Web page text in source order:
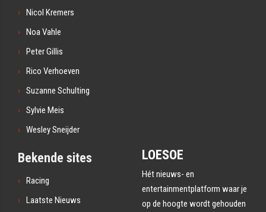
Nicol Kremers
Noa Vahle
Peter Gillis
Rico Verhoeven
Suzanne Schulting
Sylvie Meis
Wesley Sneijder
Bekende sites
Racing
Laatste Nieuws
LOESOE
Hét nieuws- en
entertainmentplatform waar je
op de hoogte wordt gehouden